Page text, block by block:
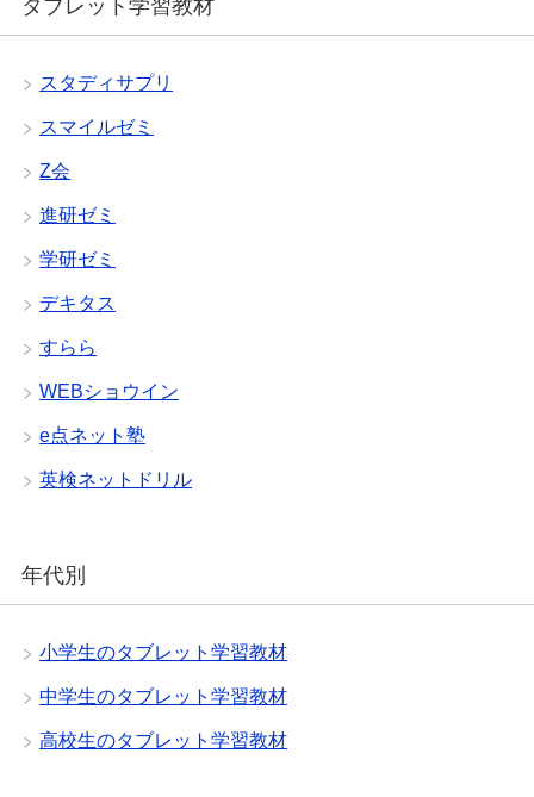
タブレット学習教材
スタディサプリ
スマイルゼミ
Z会
進研ゼミ
学研ゼミ
デキタス
すらら
WEBショウイン
e点ネット塾
英検ネットドリル
年代別
小学生のタブレット学習教材
中学生のタブレット学習教材
高校生のタブレット学習教材